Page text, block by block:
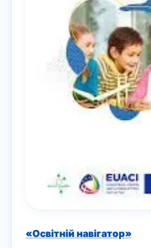
«Освітній навігатор»